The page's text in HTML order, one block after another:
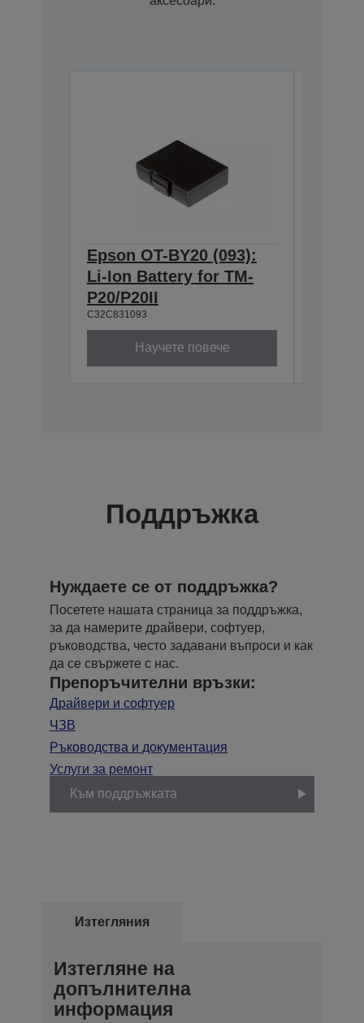
Epson OT-BY20 (093):
Li-Ion Battery for TM-
P20/P20II
C32C831093
Научете повече
Поддръжка
Нуждаете се от поддръжка?
Посетете нашата страница за поддръжка,
за да намерите драйвери, софтуер,
ръководства, често задавани въпроси и как
да се свържете с нас.
Препоръчителни връзки:
Драйвери и софтуер
ЧЗВ
Ръководства и документация
Услуги за ремонт
Към поддръжката
Изтегляния
Изтегляне на
допълнителна
информация